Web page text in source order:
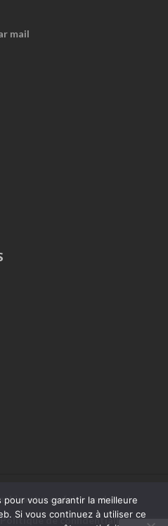
mail
ou faire un don
Politique de confidentialité
vous garantir la meilleure
Si vous continuez à utiliser ce